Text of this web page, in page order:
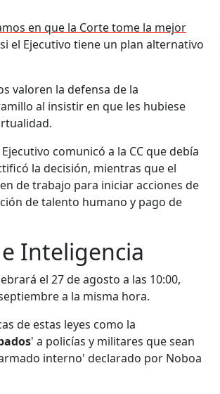
en que la Corte tome la mejor
el Ejecutivo tiene un plan alternativo
valoren la defensa de la
al insistir en que les hubiese
comunicó a la CC que debía
la decisión, mientras que el
de trabajo para iniciar acciones de
de talento humano y pago de
Inteligencia
el 27 de agosto a las 10:00,
a la misma hora.
de estas leyes como la
' a policías y militares que sean
interno' declarado por Noboa